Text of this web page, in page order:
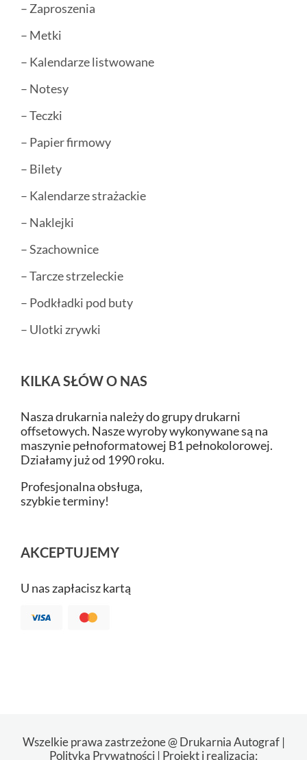
– Zaproszenia
– Metki
– Kalendarze listwowane
– Notesy
– Teczki
– Papier firmowy
– Bilety
– Kalendarze strażackie
– Naklejki
– Szachownice
– Tarcze strzeleckie
– Podkładki pod buty
– Ulotki zrywki
KILKA SŁÓW O NAS
Nasza drukarnia należy do grupy drukarni
offsetowych. Nasze wyroby wykonywane są na
maszynie pełnoformatowej B1 pełnokolorowej.
Działamy już od 1990 roku.
Profesjonalna obsługa,
szybkie terminy!
AKCEPTUJEMY
U nas zapłacisz kartą
Wszelkie prawa zastrzeżone @ Drukarnia Autograf |
Polityka Prywatności | Projekt i realizacja: